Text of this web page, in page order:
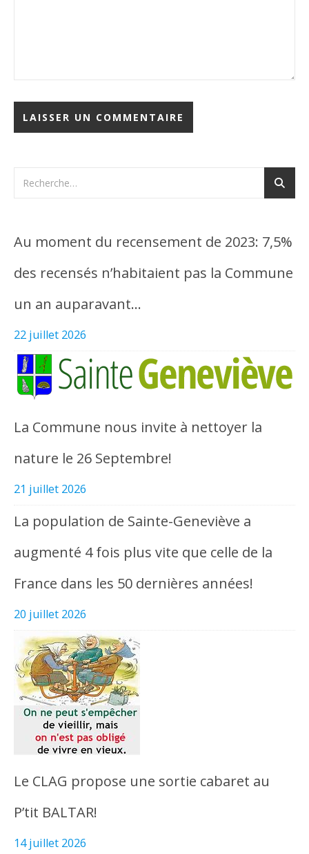
Au moment du recensement de 2023: 7,5%
des recensés n’habitaient pas la Commune
un an auparavant…
22 juillet 2026
La Commune nous invite à nettoyer la
nature le 26 Septembre!
21 juillet 2026
La population de Sainte-Geneviève a
augmenté 4 fois plus vite que celle de la
France dans les 50 dernières années!
20 juillet 2026
Le CLAG propose une sortie cabaret au
P’tit BALTAR!
14 juillet 2026